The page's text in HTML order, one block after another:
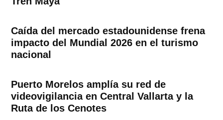
Caída del mercado estadounidense frena
impacto del Mundial 2026 en el turismo
nacional
Puerto Morelos amplía su red de
videovigilancia en Central Vallarta y la
Ruta de los Cenotes